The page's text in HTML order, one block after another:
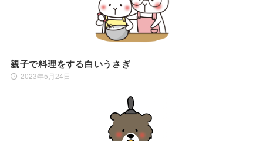
親子で料理をする白いうさぎ
2023年5月24日